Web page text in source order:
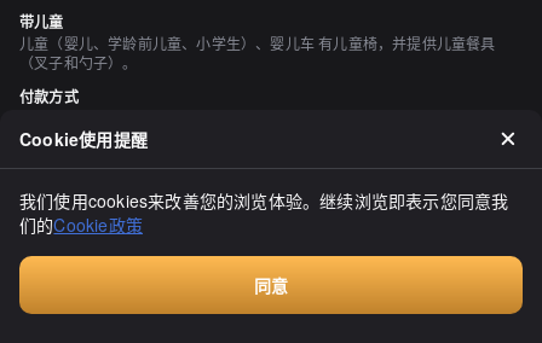
带儿童
儿童（婴儿、学龄前儿童、小学生）、婴儿车 有儿童椅，并提供儿童餐具
（叉子和勺子）。
付款方式
卡电子货币（Suica等）、楽天Edy、nanaco、iD） 接受二维码支付
座位数
50 座位 （小4座2席、圆桌2席××8席、桌椅4席×5）
无
吸烟与禁烟
Cookie使用提醒
我们使用cookies来改善您的浏览体验。继续浏览即表示您同意我
们的Cookie政策
同意